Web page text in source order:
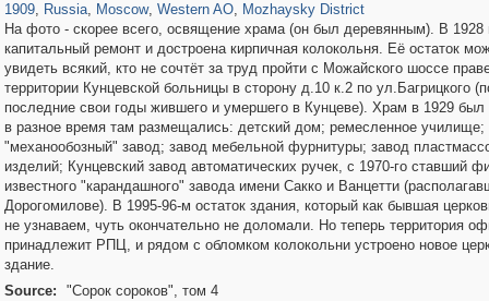
1909, Russia, Moscow, Western AO, Mozhaysky District
На фото - скорее всего, освящение храма (он был деревянным). В 1928
капитальный ремонт и достроена кирпичная колокольня. Её остаток
увидеть всякий, кто не сочтёт за труд пройти с Можайского шоссе
территории Кунцевской больницы в сторону д.10 к.2 по ул.Багрицкого
последние свои годы жившего и умершего в Кунцеве). Храм в 1929 был
в разное время там размещались: детский дом; ремесленное училище;
"механообозный" завод; завод мебельной фурнитуры; завод
изделий; Кунцевский завод автоматических ручек, с 1970-го ставший
известного "карандашного" завода имени Сакко и Ванцетти
Дорогомилове). В 1995-96-м остаток здания, который как бывшая
не узнаваем, чуть окончательно не доломали. Но теперь территория
принадлежит РПЦ, и рядом с обломком колокольни устроено новое
здание.
Source:
"Сорок сороков", том 4